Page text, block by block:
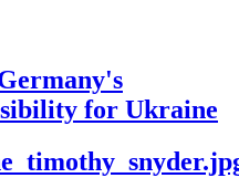
for Ukraine